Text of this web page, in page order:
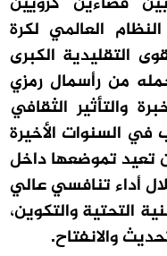
العالمي لكرة
التقليدية الكبرى
من رأسمال رمزي
والتأثير الثقافي
في السنوات الأخيرة
تعيد تموضعها داخل
أداء تنافسي عالي
التحتية والتكوين،
والانفتاح.